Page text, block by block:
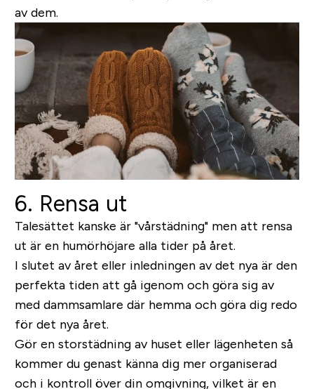
av dem.
6. Rensa ut
Talesättet kanske är "vårstädning" men att rensa
ut är en humörhöjare alla tider på året.
I slutet av året eller inledningen av det nya är den
perfekta tiden att gå igenom och göra sig av
med dammsamlare där hemma och göra dig redo
för det nya året.
Gör en storstädning av huset eller lägenheten så
kommer du genast känna dig mer organiserad
och i kontroll över din omgivning, vilket är en